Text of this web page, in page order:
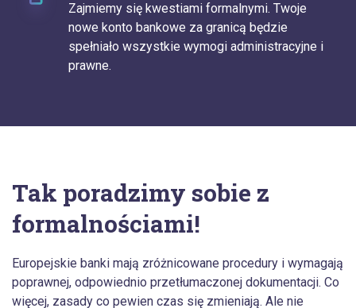
Zajmiemy się kwestiami formalnymi. Twoje
nowe konto bankowe za granicą będzie
spełniało wszystkie wymogi administracyjne i
prawne.
Tak poradzimy sobie z
formalnościami!
Europejskie banki mają zróżnicowane procedury i wymagają
poprawnej, odpowiednio przetłumaczonej dokumentacji. Co
więcej, zasady co pewien czas się zmieniają. Ale nie